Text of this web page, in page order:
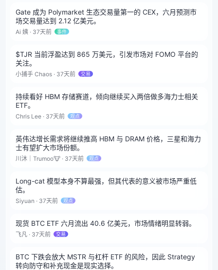
Gate 成为 Polymarket 生态交易量第一的 CEX，六月预测市
场交易量达到 2.12 亿美元。
Ai 姨 · 37天前 事件
$TJR 当前浮盈达到 865 万美元，引发市场对 FOMO 平台的
关注。
小捕手 Chaos · 37天前 交易
持续看好 HBM 存储赛道，倾向继续买入两倍做多海力士相关
ETF。
Chris Lee · 37天前 观点
英伟达增长需求将继续推高 HBM 与 DRAM 价格，三星和海力
士有望扩大市场份额。
川沐｜Trumoo🐮 · 37天前 观点
Long-cat 模型本身不算最强，但其代表的意义被市场严重低
估。
Siyuan · 37天前 观点
现货 BTC ETF 六月流出 40.6 亿美元，市场情绪明显转弱。
飞凡 · 37天前 交易
BTC 下跌会放大 MSTR 与杠杆 ETF 的风险，因此 Strategy
转向防守和补充现金是现实选择。